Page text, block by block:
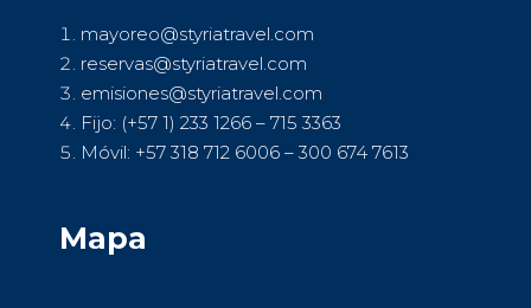
mayoreo@styriatravel.com
reservas@styriatravel.com
emisiones@styriatravel.com
Fijo: (+57 1) 233 1266 – 715 3363
Móvil: +57 318 712 6006 – 300 674 7613
Mapa